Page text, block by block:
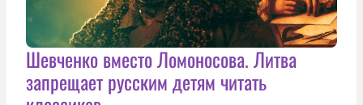
Шевченко вместо Ломоносова. Литва
запрещает русским детям читать